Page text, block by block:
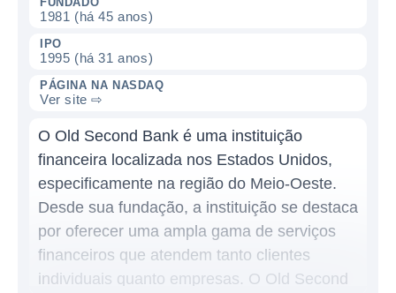
1981 (há 45 anos)
IPO
1995 (há 31 anos)
PÁGINA NA NASDAQ
Ver site ⇨
O Old Second Bank é uma instituição
financeira localizada nos Estados Unidos,
especificamente na região do Meio-Oeste.
Desde sua fundação, a instituição se destaca
por oferecer uma ampla gama de serviços
financeiros que atendem tanto clientes
individuais quanto empresas. O Old Second